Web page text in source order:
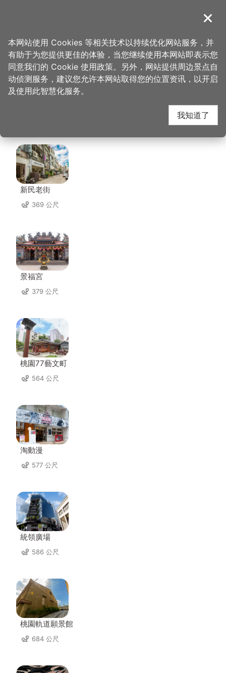
導覽
首页 > 想去的地方 > 住宿 > 沃客商旅-桃园馆
沃客商旅-桃园馆 周边
景点
新民老街
369 公尺
景福宮
379 公尺
桃園77藝文町
564 公尺
淘動漫
577 公尺
統領廣場
586 公尺
桃園軌道願景館
684 公尺
关闭
本网站使用 Cookies 等相关技术以持续优化网站服务，并
有助于为您提供更佳的体验，当您继续使用本网站即表示您
同意我们的 Cookie 使用政策。另外，网站提供周边景点自
动侦测服务，建议您允许本网站取得您的位置资讯，以开启
及使用此智慧化服务。
我知道了